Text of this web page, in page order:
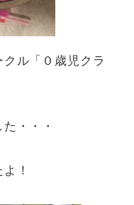
ル「０歳児クラ
・・・
！